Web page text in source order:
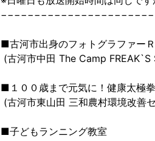
■古河市出身のフォトグラファー
(古河市中田 The Camp FREAK`S
■１００歳まで元気に！健康太極
(古河市東山田 三和農村環境改善セ
■子どもランニング教室